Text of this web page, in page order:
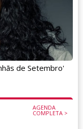
AGENDA
COMPLETA >
de Setembro'